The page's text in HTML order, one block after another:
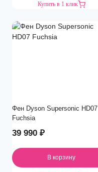
Купить в 1 клик
Фен Dyson Supersonic HD07
Fuchsia
39 990 ₽
В корзину